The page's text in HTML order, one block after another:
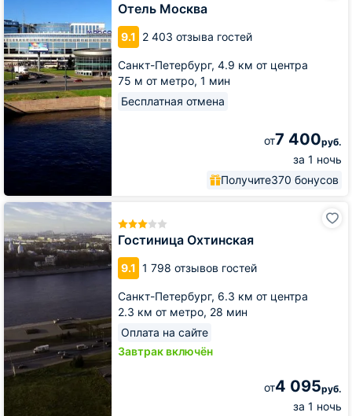
Отель Москва
9.1 2 403 отзыва гостей
Санкт-Петербург, 4.9 км от центра
75 м от метро, 1 мин
Бесплатная отмена
от7 400руб.
за 1 ночь
Получите370 бонусов
Гостиница Охтинская
9.1 1 798 отзывов гостей
Санкт-Петербург, 6.3 км от центра
2.3 км от метро, 28 мин
Оплата на сайте
Завтрак включён
от4 095руб.
за 1 ночь
Гостиница